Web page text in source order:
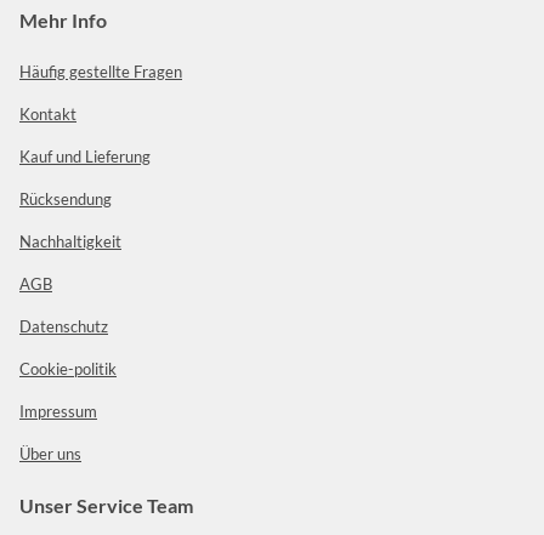
Mehr Info
Häufig gestellte Fragen
Kontakt
Kauf und Lieferung
Rücksendung
Nachhaltigkeit
AGB
Datenschutz
Cookie-politik
Impressum
Über uns
Unser Service Team